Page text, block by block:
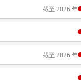
截至 2026 年
截至 2026 年